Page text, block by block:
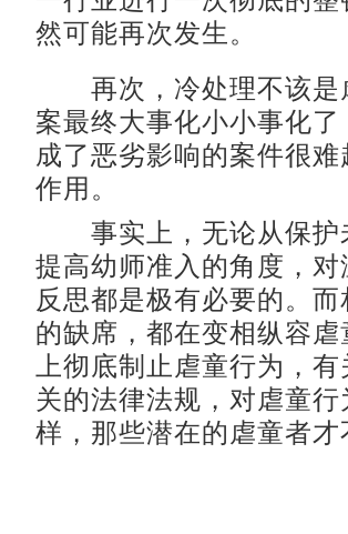
然可能再次发生。
再次，冷处理不该是
案最终大事化小小事化
成了恶劣影响的案件很
作用。
事实上，无论从保护
提高幼师准入的角度，
反思都是极有必要的。
的缺席，都在变相纵容
上彻底制止虐童行为，
关的法律法规，对虐童
样，那些潜在的虐童者